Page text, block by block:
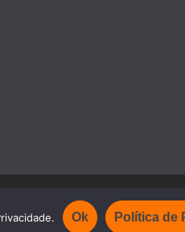
Ok Política de